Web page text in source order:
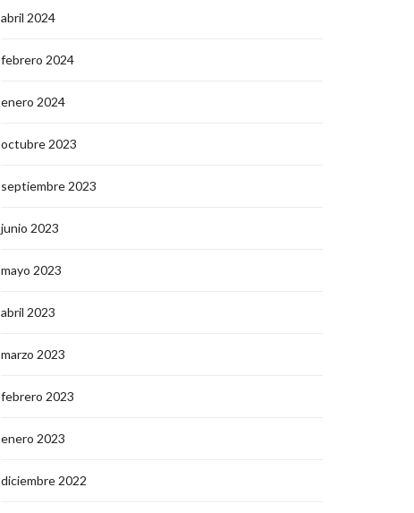
abril 2024
febrero 2024
enero 2024
octubre 2023
septiembre 2023
junio 2023
mayo 2023
abril 2023
marzo 2023
febrero 2023
enero 2023
diciembre 2022